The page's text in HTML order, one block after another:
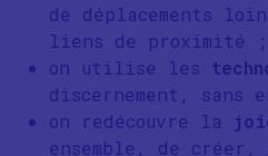
de déplacements
liens de proximité ;
on utilise les
discernement, sans
on redécouvre la
ensemble, de